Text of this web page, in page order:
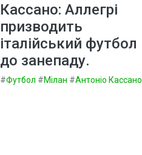
Кассано: Аллегрі
призводить
італійський футбол
до занепаду.
#Футбол #Мілан #Антоніо Кассано